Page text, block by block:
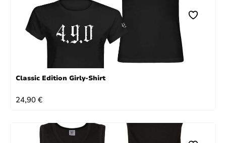
Classic Edition Girly-Shirt
REGULÄRER PREIS:
24,90 €